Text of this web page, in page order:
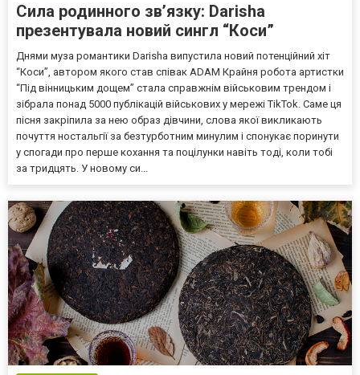
Сила родинного зв’язку: Darisha
презентувала новий сингл “Коси”
Днями муза романтики Darisha випустила новий потенційний хіт
“Коси”, автором якого став співак ADAM Крайня робота артистки
“Під вінницьким дощем” стала справжнім військовим трендом і
зібрала понад 5000 публікацій військових у мережі TikTok. Саме ця
пісня закріпила за нею образ дівчини, слова якої викликають
почуття ностальгії за безтурботним минулим і спонукає поринути
у спогади про перше кохання та поцілунки навіть тоді, коли тобі
за тридцять. У новому си...